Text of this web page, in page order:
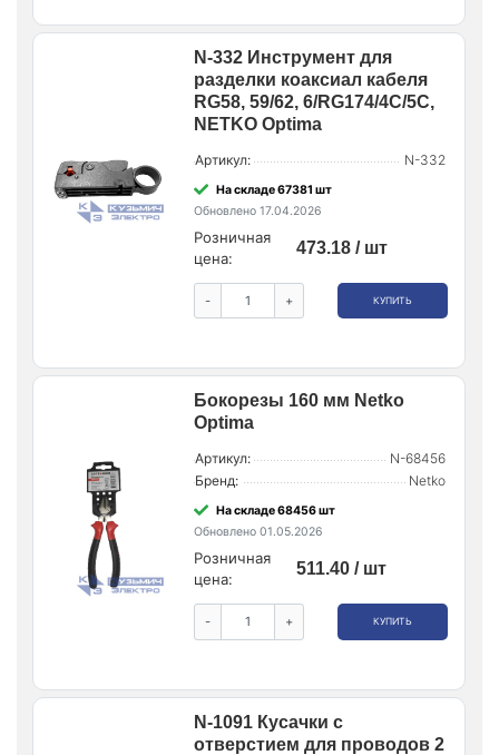
N-332 Инструмент для
разделки коаксиал кабеля
RG58, 59/62, 6/RG174/4C/5C,
NETKO Optima
Артикул: N-332
На складе 67381 шт
Обновлено 17.04.2026
Розничная
цена:
473.18 / шт
- + КУПИТЬ
Бокорезы 160 мм Netko
Optima
Артикул:
N-68456
Бренд:
Netko
На складе 68456 шт
Обновлено 01.05.2026
Розничная
цена:
511.40 / шт
- + КУПИТЬ
N-1091 Кусачки с
отверcтием для проводов 2